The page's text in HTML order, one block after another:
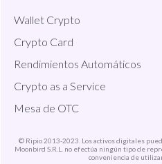
Wallet Crypto
Crypto Card
Rendimientos Automáticos
Crypto as a Service
Mesa de OTC
© Ripio 2013-2023. Los activos digitales
Moonbird S.R.L. no efectúa ningún tipo de
conveniencia de